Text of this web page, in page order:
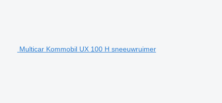
Multicar Kommobil UX 100 H sneeuwruimer